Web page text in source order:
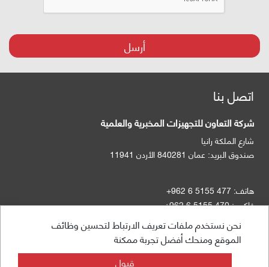
أرسل
اتصل بنا
شركة التعاون للتجهيزات المخبرية والعلمية
شارع الملكة رانيا
صندوق البريد: عمان 840281 الأردن 11941
هاتف: +962 6 5155 477
فاكس:+962 6 5155 470
info@taawon.com
ساعات العمل 8:00 – 17:00
نحن نستخدم ملفات تعريف الارتباط لتحسين وظائف
الموقع ومنحك أفضل تجربة ممكنة
قبول